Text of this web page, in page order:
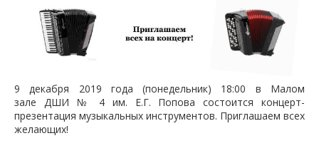
9 декабря 2019 года (понедельник) 18:00 в Малом
зале ДШИ № 4 им. Е.Г. Попова состоится концерт-
презентация музыкальных инструментов. Приглашаем всех
желающих!